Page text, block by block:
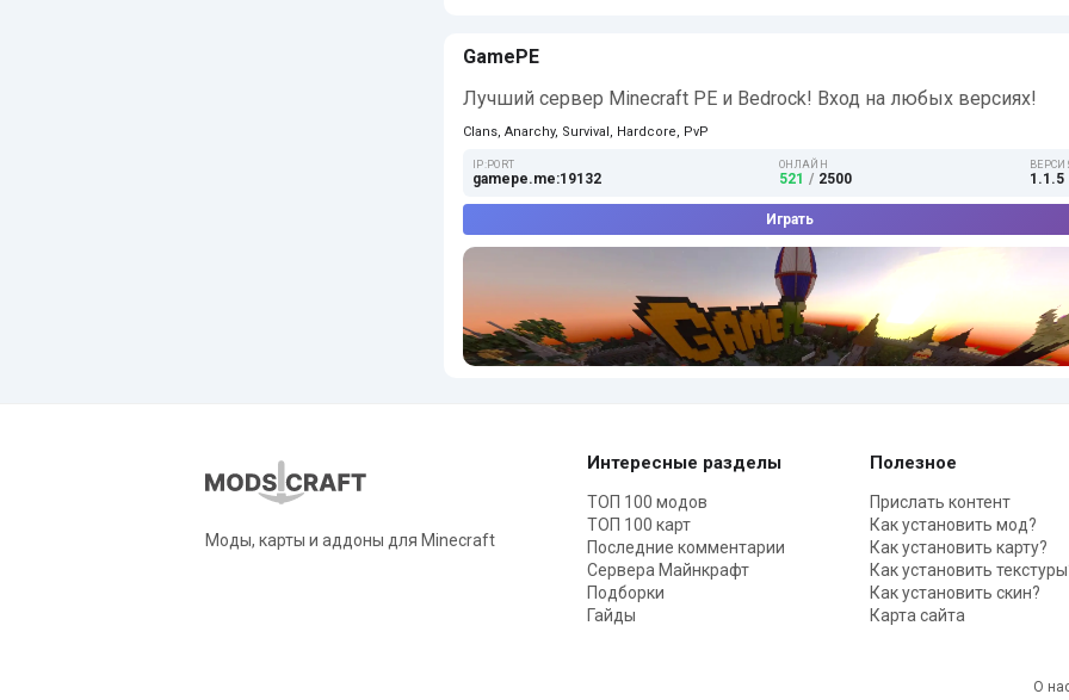
GamePE
Лучший сервер Minecraft PE и Bedrock! Вход на любых версиях!
Clans, Anarchy, Survival, Hardcore, PvP
IP:PORT
gamepe.me:19132
ОНЛАЙН
521 / 2500 1.1.5
Играть
Моды, карты и аддоны для Minecraft
Интересные разделы
ТОП 100 модов
ТОП 100 карт
Последние комментарии
Сервера Майнкрафт
Подборки
Гайды
Полезное
Прислать контент
Как установить мод?
Как установить карту?
Как установить
Как установить скин?
Карта сайта
О